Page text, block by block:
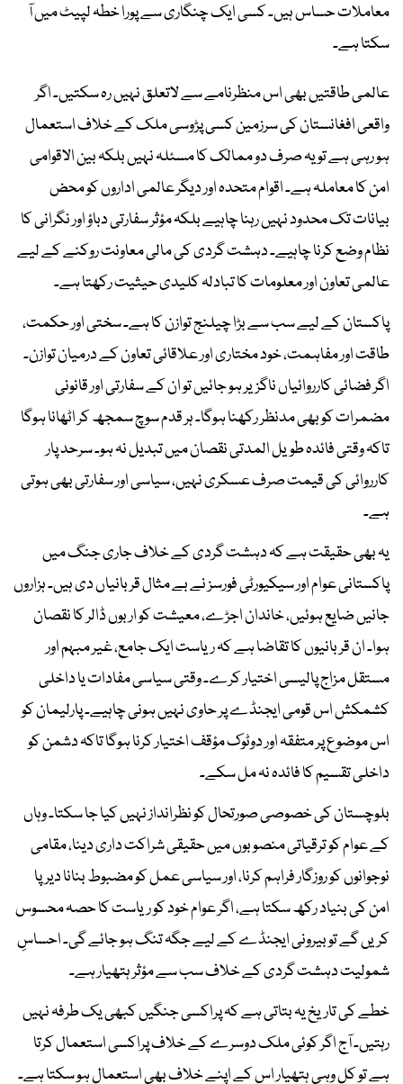
معاملات حساس ہیں۔ کسی ایک چنگاری سے پورا خطہ لپیٹ میں آ
سکتا ہے۔
عالمی طاقتیں بھی اس منظرنامے سے لاتعلق نہیں رہ سکتیں۔ اگر
واقعی افغانستان کی سرزمین کسی پڑوسی ملک کے خلاف استعمال
ہو رہی ہے تو یہ صرف دو ممالک کا مسئلہ نہیں بلکہ بین الاقوامی
امن کا معاملہ ہے۔ اقوام متحدہ اور دیگر عالمی اداروں کو محض
بیانات تک محدود نہیں رہنا چاہیے بلکہ مؤثر سفارتی دباؤ اور نگرانی کا
نظام وضع کرنا چاہیے۔ دہشت گردی کی مالی معاونت روکنے کے لیے
عالمی تعاون اور معلومات کا تبادلہ کلیدی حیثیت رکھتا ہے۔
پاکستان کے لیے سب سے بڑا چیلنج توازن کا ہے۔ سختی اور حکمت،
طاقت اور مفاہمت، خود مختاری اور علاقائی تعاون کے درمیان توازن۔
اگر فضائی کارروائیاں ناگزیر ہو جائیں تو ان کے سفارتی اور قانونی
مضمرات کو بھی مدنظر رکھنا ہوگا۔ ہر قدم سوچ سمجھ کر اٹھانا ہوگا
تاکہ وقتی فائدہ طویل المدتی نقصان میں تبدیل نہ ہو۔ سرحد پار
کارروائی کی قیمت صرف عسکری نہیں، سیاسی اور سفارتی بھی ہوتی
ہے۔
یہ بھی حقیقت ہے کہ دہشت گردی کے خلاف جاری جنگ میں
پاکستانی عوام اور سیکیورٹی فورسز نے بے مثال قربانیاں دی ہیں۔ ہزاروں
جانیں ضایع ہوئیں، خاندان اجڑے، معیشت کو اربوں ڈالر کا نقصان
ہوا۔ ان قربانیوں کا تقاضا ہے کہ ریاست ایک جامع، غیر مبہم اور
مستقل مزاج پالیسی اختیار کرے۔ وقتی سیاسی مفادات یا داخلی
کشمکش اس قومی ایجنڈے پر حاوی نہیں ہونی چاہیے۔ پارلیمان کو
اس موضوع پر متفقہ اور دوٹوک مؤقف اختیار کرنا ہوگا تاکہ دشمن کو
داخلی تقسیم کا فائدہ نہ مل سکے۔
بلوچستان کی خصوصی صورتحال کو نظرانداز نہیں کیا جا سکتا۔ وہاں
کے عوام کو ترقیاتی منصوبوں میں حقیقی شراکت داری دینا، مقامی
نوجوانوں کو روزگار فراہم کرنا، اور سیاسی عمل کو مضبوط بنانا دیرپا
امن کی بنیاد رکھ سکتا ہے، اگر عوام خود کو ریاست کا حصہ محسوس
کریں گے تو بیرونی ایجنڈے کے لیے جگہ تنگ ہو جائے گی۔ احساسِ
شمولیت دہشت گردی کے خلاف سب سے مؤثر ہتھیار ہے۔
خطے کی تاریخ یہ بتاتی ہے کہ پراکسی جنگیں کبھی یک طرفہ نہیں
رہتیں۔ آج اگر کوئی ملک دوسرے کے خلاف پراکسی استعمال کرتا
ہے تو کل وہی ہتھیار اس کے اپنے خلاف بھی استعمال ہو سکتا ہے۔